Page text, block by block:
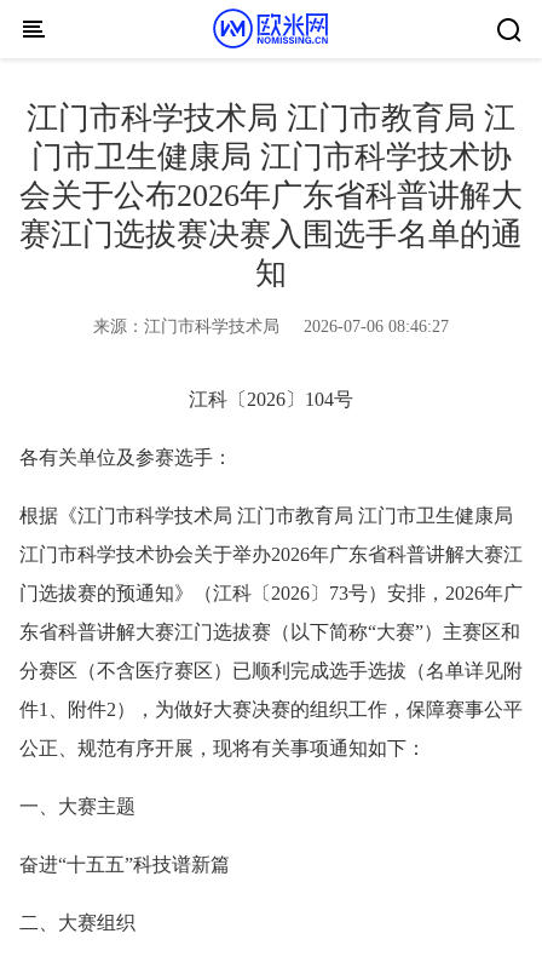
Skip to content
江门市科学技术局 江门市教育局 江
门市卫生健康局 江门市科学技术协
会关于公布2026年广东省科普讲解大
赛江门选拔赛决赛入围选手名单的通
知
来源： 江门市科学技术局 2026-07-06 08:46:27
江科〔2026〕104号
各有关单位及参赛选手：
根据《江门市科学技术局 江门市教育局 江门市卫生健康局
江门市科学技术协会关于举办2026年广东省科普讲解大赛江
门选拔赛的预通知》（江科〔2026〕73号）安排，2026年广
东省科普讲解大赛江门选拔赛（以下简称“大赛”）主赛区和
分赛区（不含医疗赛区）已顺利完成选手选拔（名单详见附
件1、附件2），为做好大赛决赛的组织工作，保障赛事公平
公正、规范有序开展，现将有关事项通知如下：
一、大赛主题
奋进“十五五”科技谱新篇
二、大赛组织